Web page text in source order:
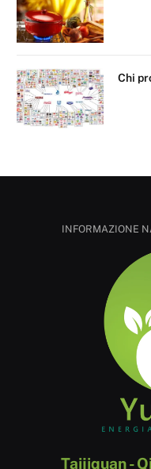
Chi
INFORMAZIONE
Taijiquan -